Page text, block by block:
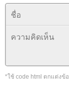
*ใช้ code html ตกแต่งข้